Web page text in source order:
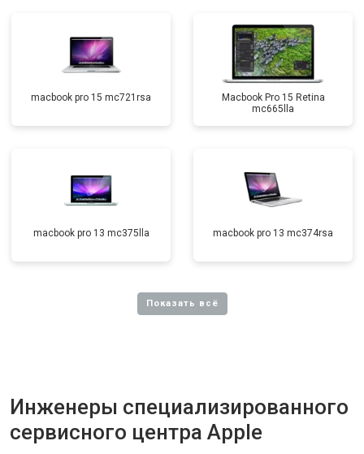
macbook pro 15 mc721rsa
Macbook Pro 15 Retina
mc665lla
macbook pro 13 mc375lla macbook pro 13 mc374rsa
Инженеры специализированного
сервисного центра Apple